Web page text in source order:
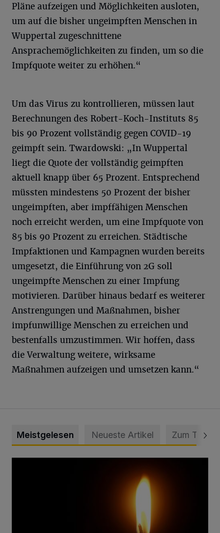
Pläne aufzeigen und Möglichkeiten ausloten,
um auf die bisher ungeimpften Menschen in
Wuppertal zugeschnittene
Ansprachemöglichkeiten zu finden, um so die
Impfquote weiter zu erhöhen.“
Um das Virus zu kontrollieren, müssen laut
Berechnungen des Robert-Koch-Instituts 85
bis 90 Prozent vollständig gegen COVID-19
geimpft sein. Twardowski: „In Wuppertal
liegt die Quote der vollständig geimpften
aktuell knapp über 65 Prozent. Entsprechend
müssten mindestens 50 Prozent der bisher
ungeimpften, aber impffähigen Menschen
noch erreicht werden, um eine Impfquote von
85 bis 90 Prozent zu erreichen. Städtische
Impfaktionen und Kampagnen wurden bereits
umgesetzt, die Einführung von 2G soll
ungeimpfte Menschen zu einer Impfung
motivieren. Darüber hinaus bedarf es weiterer
Anstrengungen und Maßnahmen, bisher
impfunwillige Menschen zu erreichen und
bestenfalls umzustimmen. Wir hoffen, dass
die Verwaltung weitere, wirksame
Maßnahmen aufzeigen und umsetzen kann.“
Meistgelesen Neueste Artikel Zum Thema